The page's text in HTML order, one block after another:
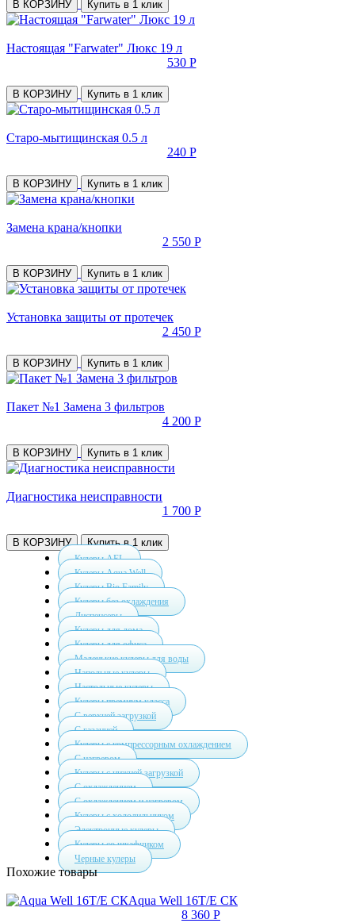
В КОРЗИНУ Купить в 1 клик
Настоящая "Farwater" Люкс 19 л
530 Р
В КОРЗИНУ Купить в 1 клик
Старо-мытищинская 0.5 л
240 Р
В КОРЗИНУ Купить в 1 клик
Замена крана/кнопки
2 550 Р
В КОРЗИНУ Купить в 1 клик
Установка защиты от протечек
2 450 Р
В КОРЗИНУ Купить в 1 клик
Пакет №1 Замена 3 фильтров
4 200 Р
В КОРЗИНУ Купить в 1 клик
Диагностика неисправности
1 700 Р
В КОРЗИНУ Купить в 1 клик
Кулеры AEL
Кулеры Aqua Well
Кулеры Bio Family
Кулеры без охлаждения
Диспенсеры
Кулеры для дома
Кулеры для офиса
Маленькие кулеры для воды
Напольные кулеры
Настольные кулеры
Кулеры премиум класса
С верхней загрузкой
С газацией
Кулеры с компрессорным охлаждением
С нагревом
Кулеры с нижней загрузкой
С охлаждением
С охлаждением и нагревом
Кулеры с холодильником
Электронные кулеры
Кулеры со шкафчиком
Черные кулеры
Похожие товары
Aqua Well 16T/E СК
8 360 Р